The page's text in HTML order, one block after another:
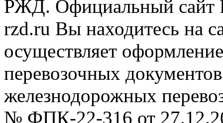
РЖД. Официальный сайт
rzd.ru Вы находитесь на
осуществляет
перевозочных
железнодорожных
№ ФПК-22-316 от